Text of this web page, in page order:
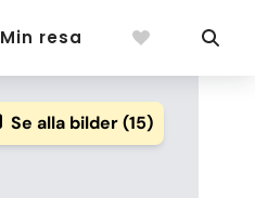
Min resa
Se alla bilder (15)